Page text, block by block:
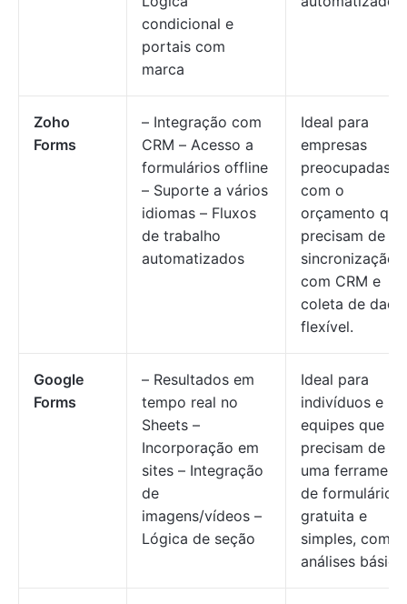
condicional e
portais com
marca
Zoho
Forms
– Integração com
CRM – Acesso a
formulários offline
– Suporte a vários
idiomas – Fluxos
de trabalho
automatizados
Ideal para
empresas
preocupadas
com o
orçamento que
precisam de
sincronização
com CRM e
coleta de
flexível.
Google
Forms
– Resultados em
tempo real no
Sheets –
Incorporação em
sites – Integração
de
imagens/vídeos –
Lógica de seção
Ideal para
indivíduos e
equipes que
precisam de
uma
de formulários
gratuita e
simples, com
análises